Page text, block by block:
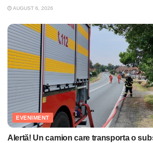
AUGUST 6, 2026
EVENIMENT
Alertă! Un camion care transporta o